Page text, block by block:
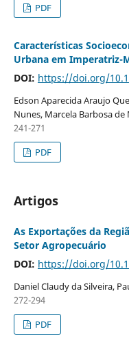
PDF
Características
Urbana em Imperatriz-
DOI: https://doi.org/
Edson Aparecida Araujo
Nunes, Marcela Barbosa de
241-271
PDF
Artigos
As Exportações da
Setor Agropecuário
DOI: https://doi.org/
Daniel Claudy da Silveira,
272-294
PDF